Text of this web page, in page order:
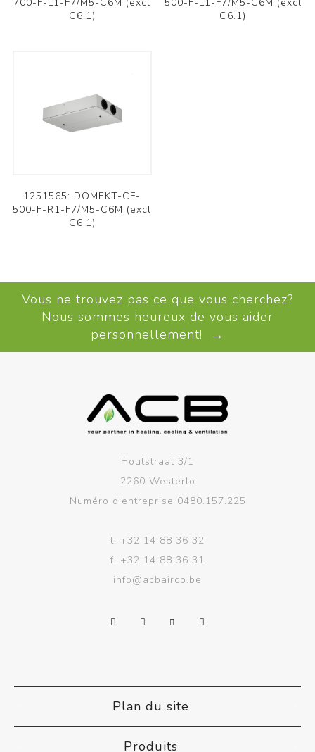
C6.1)
C6.1)
1251565: DOMEKT-CF-
500-F-R1-F7/M5-C6M (excl
C6.1)
Vous ne trouvez pas ce que vous cherchez?
Nous sommes heureux de vous aider
personnellement! →
Houtstraat 3/1
2260 Westerlo
Numéro d'entreprise 0480.157.225
t. +32 14 88 36 32
f. +32 14 88 36 31
info@acbairco.be
Plan du site
Produits